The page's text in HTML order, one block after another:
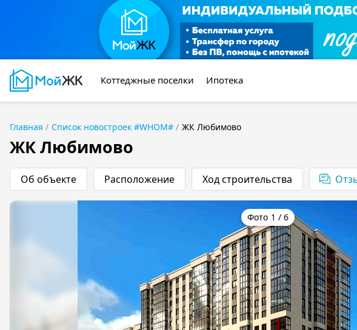
Коттеджные поселки Ипотека
Главная Список новостроек #WHOM# ЖК Любимово
ЖК Любимово
Об объекте Расположение Ход строительства
1 /6